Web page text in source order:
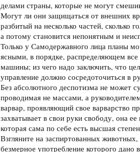
делами страны, которые не могут
Могут ли они защищаться от внешних
разбитый на несколько частей, сколько
а потому становится непонятным и
Только у Самодержавного лица планы
ясными, в порядке, распределяющем все
машины; из чего надо заключить, что
управление должно сосредоточиться в
Без абсолютного деспотизма не может
проводимая не массами, а
варвар, проявляющий свое варварство
захватывает в свои руки свободу, она
которая сама по себе есть высшая
Взгляните на заспиртованных
безмерное употребление которого дано